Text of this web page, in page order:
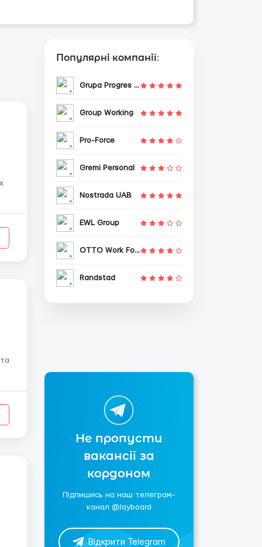
Популярні компанії:
Grupa Progres Sp. z o.o.
Group Working
Pro-Force
Gremi Personal
Nostrada UAB
EWL Group
OTTO Work Force
Randstad
Не пропусти
вакансії за
кордоном
Підпишись на наш телеграм-
канал @layboard
Відкрити Telegram